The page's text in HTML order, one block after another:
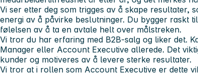
Vi ser etter deg som trigges av å skape resultater,
energi av å påvirke beslutninger. Du bygger raskt
følelsen av å ta en avtale helt over målstreken.
Vi tror du har erfaring med B2B-salg og liker det.
Manager eller Account Executive allerede. Det
kunder og motiveres av å levere sterke resultater.
Vi tror at i rollen som Account Executive er dette